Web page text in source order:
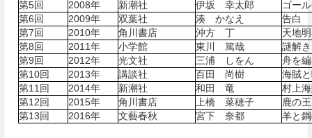
第5回
2008年 新潮社 伊坂 幸太郎
ゴー
第6回
2009年 双葉社 湊 かなえ
告白
第7回
2010年 角川書店 沖方 丁
天地
第8回
2011年 小学館 東川 篤哉
謎解
第9回
2012年 光文社 三浦 しをん
舟を
第10回
2013年 講談社 百田 尚樹
海賊
第11回
2014年 新潮社 和田 竜
村上
第12回
2015年 角川書店 上橋 菜穂子
鹿の
第13回
2016年 文藝春秋 宮下 奈都 羊と